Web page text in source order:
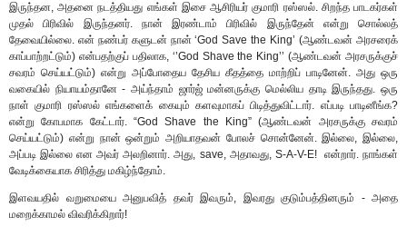
இருந்தன, அதனை நடத்தியது எங்கள் இசை ஆசிரியர் குமாரி ரஸ்ஸல். சிறந்த பாடகர்கள்
முதல் பிரிவில் இருந்தனர். நான் இரண்டாம் பிரிவில் இருந்தேன் என்று சொல்லத்
தேவையில்லை. என் நண்பர் களுடன் நான் ‘God Save the King’ (ஆண்டவன் அரசரைக்
காப்பாற்றட்டும்) என்பதற்குப் பதிலாக, ‘’God Shave the King’’ (ஆண்டவன் அரசருக்குச்
சவரம் செய்யட்டும்) என்று அப்போதைய தேசிய கீதத்தை மாற்றிப் பாடினேன். அது ஒரு
வகையில் நியாயம்தானே - அய்ந்தாம் ஜார்ஜ் மன்னருக்கு மெல்லிய தாடி இருந்தது. ஒரு
நாள் குமாரி ரஸ்ஸல் எங்களைக் கையும் களவுமாகப் பிடித்துவிட்டார். எப்படி பாடினீங்க?
என்று கோபமாக கேட்டார். “God Shave the King” (ஆண்டவன் அரசருக்கு சவரம்
செய்யட்டும்) என்று நான் ஒன்றும் அறியாதவன் போலச் சொன்னேன். இல்லை, இல்லை,
அப்படி இல்லை என அவர் அலறினார். அது, save, அதாவது, S-A-V-E! என்றார். நாங்கள்
வேடிக்கையாக சிரித்து மகிழ்ந்தோம்.
இளவயதில் வறுமையை அனுபவித் தவர் இவரும், இவரது குடும்பத்தினரும் - அதை
மறைக்காமல் விவரிக்கிறார்!